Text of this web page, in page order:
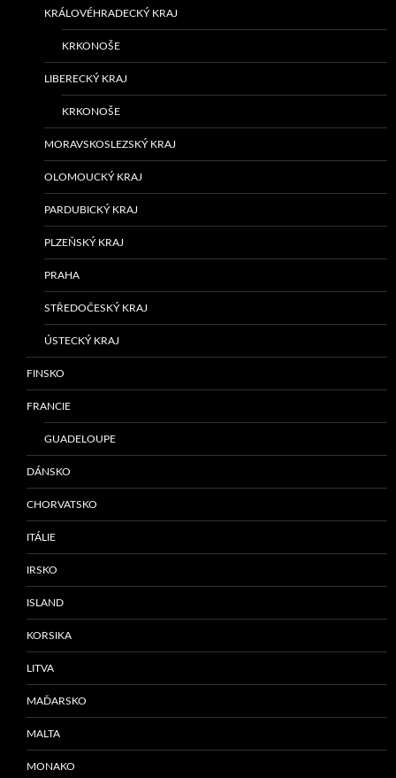
KRÁLOVÉHRADECKÝ KRAJ
KRKONOŠE
LIBERECKÝ KRAJ
KRKONOŠE
MORAVSKOSLEZSKÝ KRAJ
OLOMOUCKÝ KRAJ
PARDUBICKÝ KRAJ
PLZEŇSKÝ KRAJ
PRAHA
STŘEDOČESKÝ KRAJ
ÚSTECKÝ KRAJ
FINSKO
FRANCIE
GUADELOUPE
DÁNSKO
CHORVATSKO
ITÁLIE
IRSKO
ISLAND
KORSIKA
LITVA
MAĎARSKO
MALTA
MONAKO